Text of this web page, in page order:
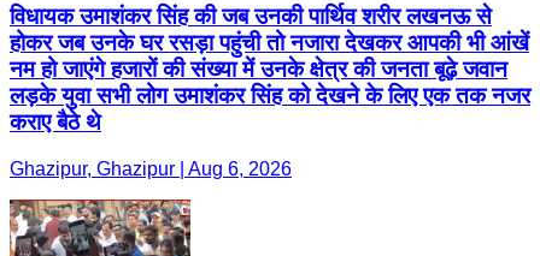
विधायक उमाशंकर सिंह की जब उनकी पार्थिव शरीर लखनऊ से
होकर जब उनके घर रसड़ा पहुंची तो नजारा देखकर आपकी भी आंखें
नम हो जाएंगे हजारों की संख्या में उनके क्षेत्र की जनता बूढ़े जवान
लड़के युवा सभी लोग उमाशंकर सिंह को देखने के लिए एक तक नजर
कराए बैठे थे
Ghazipur, Ghazipur | Aug 6, 2026